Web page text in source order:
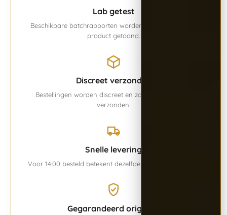
Lab getest
Beschikbare batchrapporten worden overzichtelijk per
product getoond.
Discreet verzonden
Bestellingen worden discreet en zorgvuldig verpakt
verzonden.
Snelle levering
Voor 14:00 besteld betekent dezelfde werkdag verwerkt.
Gegarandeerd origineel